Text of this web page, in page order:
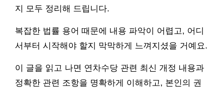
지 모두 정리해 드립니다.
복잡한 법률 용어 때문에 내용 파악이 어렵고, 어디
서부터 시작해야 할지 막막하게 느껴지셨을 거예요.
이 글을 읽고 나면 연차수당 관련 최신 개정 내용과
정확한 관련 조항을 명확하게 이해하고, 본인의 권